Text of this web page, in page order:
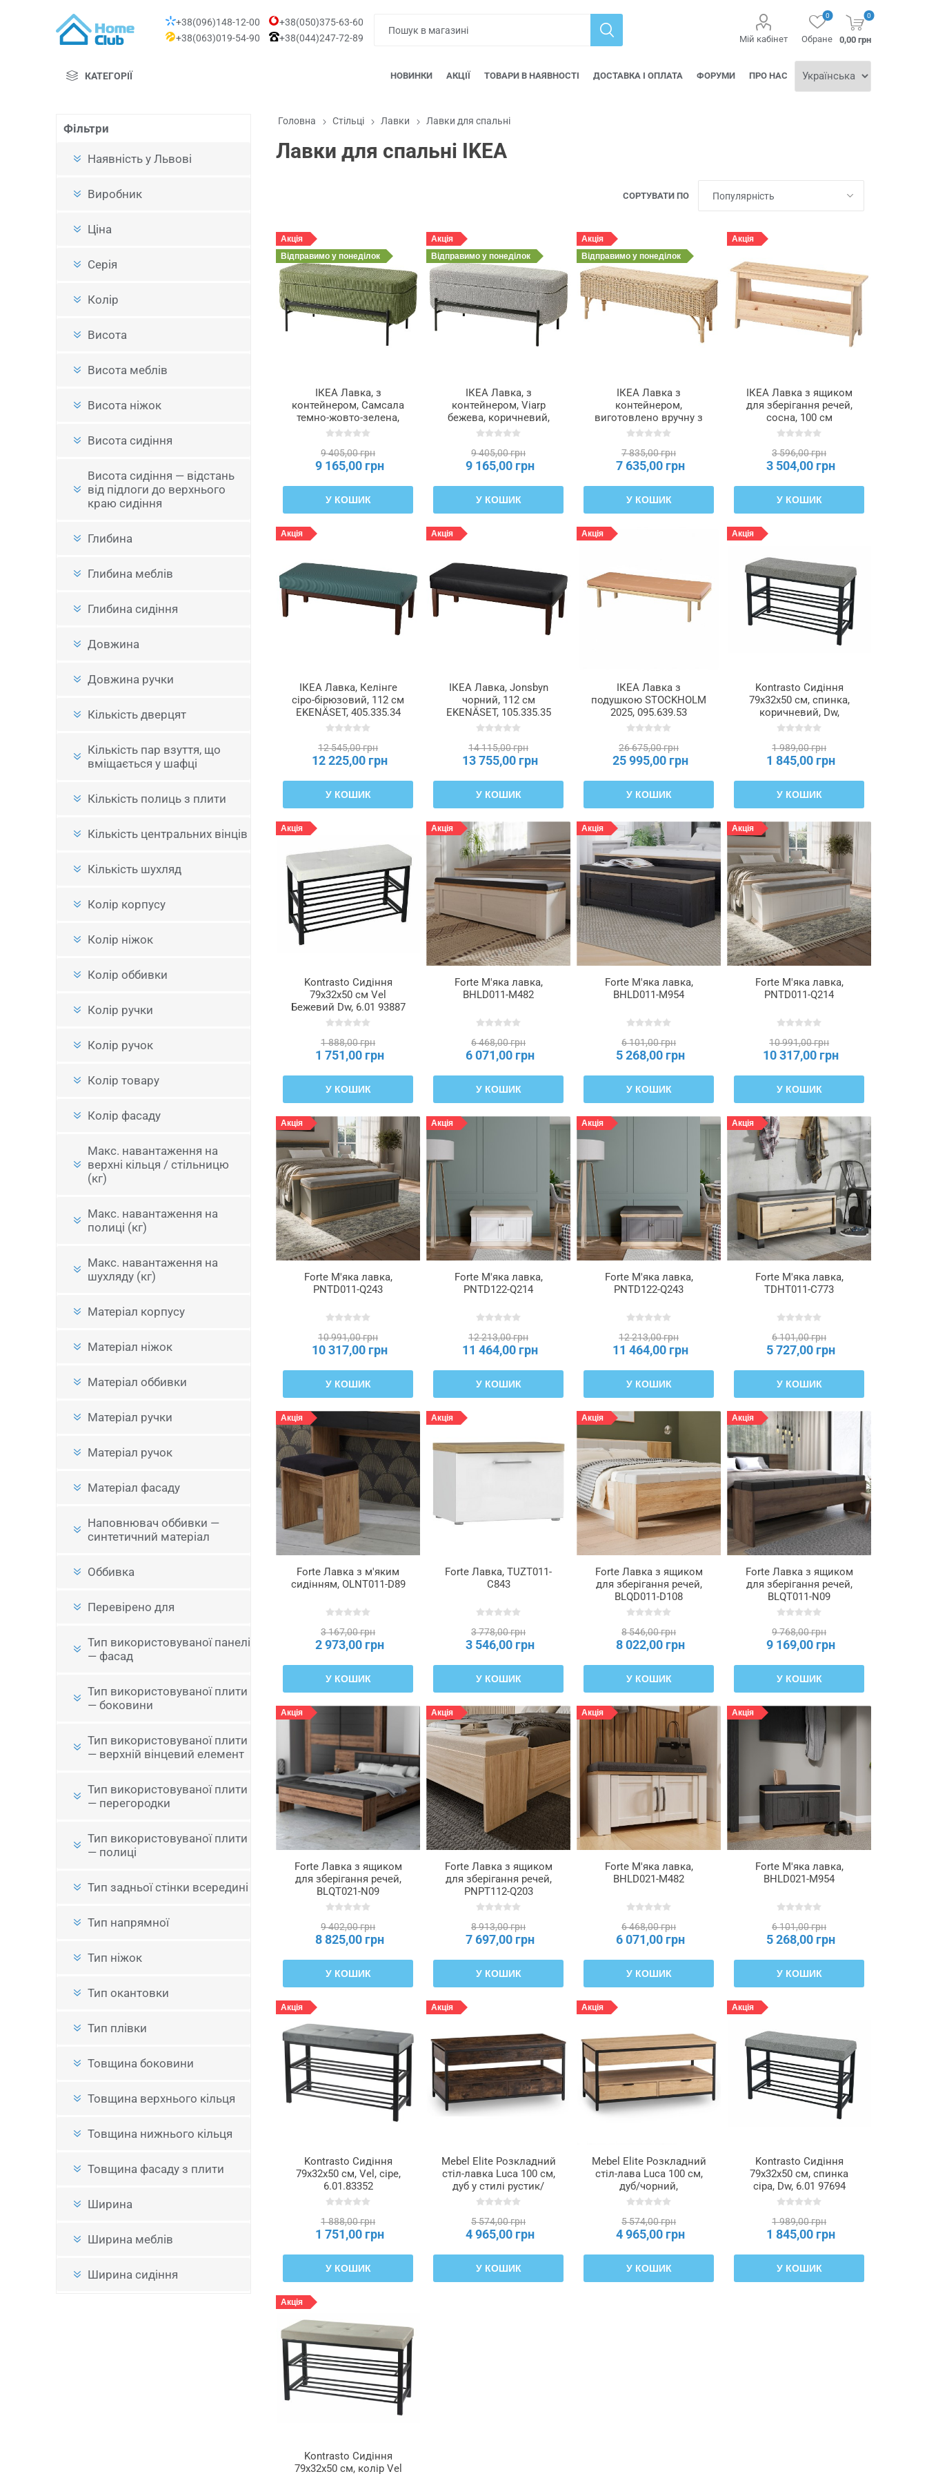
+38(096)148-12-00
+38(050)375-63-60
+38(063)019-54-90
+38(044)247-72-89 Мій кабінет Обране
0 0
0,00 грн
КАТЕГОРІЇ НОВИНКИ АКЦІЇ ТОВАРИ В НАЯВНОСТІ ДОСТАВКА І ОПЛАТА ФОРУМИ ПРО НАС
Фільтри
Наявність у Львові
Виробник
Ціна
Серія
Колір
Висота
Висота меблів
Висота ніжок
Висота сидіння
Висота сидіння — відстань
від підлоги до верхнього
краю сидіння
Глибина
Глибина меблів
Глибина сидіння
Довжина
Довжина ручки
Кількість дверцят
Кількість пар взуття, що
вміщається у шафці
Кількість полиць з плити
Кількість центральних вінців
Кількість шухляд
Колір корпусу
Колір ніжок
Колір оббивки
Колір ручки
Колір ручок
Колір товару
Колір фасаду
Макс. навантаження на
верхні кільця / стільницю
(кг)
Макс. навантаження на
полиці (кг)
Макс. навантаження на
шухляду (кг)
Матеріал корпусу
Матеріал ніжок
Матеріал оббивки
Матеріал ручки
Матеріал ручок
Матеріал фасаду
Наповнювач оббивки —
синтетичний матеріал
Оббивка
Перевірено для
Тип використовуваної панелі
— фасад
Тип використовуваної плити
— боковини
Тип використовуваної плити
— верхній вінцевий елемент
Тип використовуваної плити
— перегородки
Тип використовуваної плити
— полиці
Тип задньої стінки всередині
Тип напрямної
Тип ніжок
Тип окантовки
Тип плівки
Товщина боковини
Товщина верхнього кільця
Товщина нижнього кільця
Товщина фасаду з плити
Ширина
Ширина меблів
Ширина сидіння
Головна Стільці Лавки Лавки для спальні
Лавки для спальні IKEA
СОРТУВАТИ ПО
Акція
Відправимо у понеділок
ІКЕА Лавка, з
контейнером, Самсала
темно-жовто-зелена,
103 см VALTORP,
9 405,00 грн
9 165,00 грн
У КОШИК
Акція
Відправимо у понеділок
ІКЕА Лавка, з
контейнером, Viarp
бежева, коричневий,
103 см VALTORP,
9 405,00 грн
9 165,00 грн
У КОШИК
Акція
Відправимо у понеділок
ІКЕА Лавка з
контейнером,
виготовлено вручну з
ротанга, 120 см
805.126.57
7 835,00 грн
7 635,00 грн
У КОШИК
Акція
ІКЕА Лавка з ящиком
для зберігання речей,
сосна, 100 см
PERJOHAN, 604.853.39
3 596,00 грн
3 504,00 грн
У КОШИК
Акція
ІКЕА Лавка, Келінге
сіро-бірюзовий, 112 см
EKENÄSET, 405.335.34
12 545,00 грн
12 225,00 грн
У КОШИК
Акція
ІКЕА Лавка, Jonsbyn
чорний, 112 см
EKENÄSET, 105.335.35
14 115,00 грн
13 755,00 грн
У КОШИК
Акція
ІКЕА Лавка з
подушкою STOCKHOLM
2025, 095.639.53
26 675,00 грн
25 995,00 грн
У КОШИК
Акція
Kontrasto Сидіння
79x32x50 см, спинка,
коричневий, Dw,
Meb000676
1 989,00 грн
1 845,00 грн
У КОШИК
Акція
Kontrasto Сидіння
79x32x50 см Vel
Бежевий Dw, 6.01 93887
1 888,00 грн
1 751,00 грн
У КОШИК
Акція
Forte М'яка лавка,
BHLD011-M482
6 468,00 грн
6 071,00 грн
У КОШИК
Акція
Forte М'яка лавка,
BHLD011-M954
6 101,00 грн
5 268,00 грн
У КОШИК
Акція
Forte М'яка лавка,
PNTD011-Q214
10 991,00 грн
10 317,00 грн
У КОШИК
Акція
Forte М'яка лавка,
PNTD011-Q243
10 991,00 грн
10 317,00 грн
У КОШИК
Акція
Forte М'яка лавка,
PNTD122-Q214
12 213,00 грн
11 464,00 грн
У КОШИК
Акція
Forte М'яка лавка,
PNTD122-Q243
12 213,00 грн
11 464,00 грн
У КОШИК
Акція
Forte М'яка лавка,
TDHT011-C773
6 101,00 грн
5 727,00 грн
У КОШИК
Акція
Forte Лавка з м'яким
сидінням, OLNT011-D89
3 167,00 грн
2 973,00 грн
У КОШИК
Акція
Forte Лавка, TUZT011-
C843
3 778,00 грн
3 546,00 грн
У КОШИК
Акція
Forte Лавка з ящиком
для зберігання речей,
BLQD011-D108
8 546,00 грн
8 022,00 грн
У КОШИК
Акція
Forte Лавка з ящиком
для зберігання речей,
BLQT011-N09
9 768,00 грн
9 169,00 грн
У КОШИК
Акція
Forte Лавка з ящиком
для зберігання речей,
BLQT021-N09
9 402,00 грн
8 825,00 грн
У КОШИК
Акція
Forte Лавка з ящиком
для зберігання речей,
PNPT112-Q203
8 913,00 грн
7 697,00 грн
У КОШИК
Акція
Forte М'яка лавка,
BHLD021-M482
6 468,00 грн
6 071,00 грн
У КОШИК
Акція
Forte М'яка лавка,
BHLD021-M954
6 101,00 грн
5 268,00 грн
У КОШИК
Акція
Kontrasto Сидіння
79x32x50 см, Vel, сіре,
6.01.83352
1 888,00 грн
1 751,00 грн
У КОШИК
Акція
Mebel Elite Розкладний
стіл-лавка Luca 100 см,
дуб у стилі рустик/
чорний,
5 574,00 грн
4 965,00 грн
У КОШИК
Акція
Mebel Elite Розкладний
стіл-лава Luca 100 см,
дуб/чорний,
ME.LUCA/D/CZ/L
5 574,00 грн
4 965,00 грн
У КОШИК
Акція
Kontrasto Сидіння
79x32x50 см, спинка
сіра, Dw, 6.01 97694
1 989,00 грн
1 845,00 грн
У КОШИК
Акція
Kontrasto Сидіння
79x32x50 см, колір Vel